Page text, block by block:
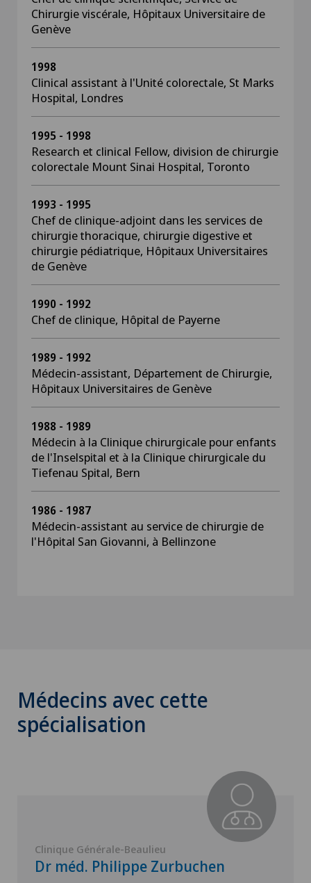
Chirurgie viscérale, Hôpitaux Universitaire de
Genève
1998
Clinical assistant à l'Unité colorectale, St Marks
Hospital, Londres
1995 - 1998
Research et clinical Fellow, division de chirurgie
colorectale Mount Sinai Hospital, Toronto
1993 - 1995
Chef de clinique-adjoint dans les services de
chirurgie thoracique, chirurgie digestive et
chirurgie pédiatrique, Hôpitaux Universitaires
de Genève
1990 - 1992
Chef de clinique, Hôpital de Payerne
1989 - 1992
Médecin-assistant, Département de Chirurgie,
Hôpitaux Universitaires de Genève
1988 - 1989
Médecin à la Clinique chirurgicale pour enfants
de l'Inselspital et à la Clinique chirurgicale du
Tiefenau Spital, Bern
1986 - 1987
Médecin-assistant au service de chirurgie de
l'Hôpital San Giovanni, à Bellinzone
Médecins avec cette
spécialisation
Clinique Générale-Beaulieu
Dr méd. Philippe Zurbuchen